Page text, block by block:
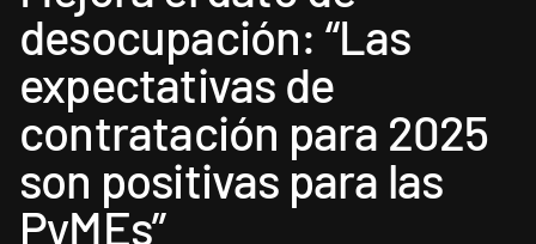
desocupación: “Las
expectativas de
contratación para 2025
son positivas para las
PyMEs”